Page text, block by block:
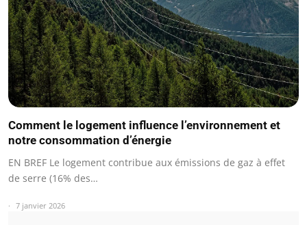
Comment le logement influence l’environnement et
notre consommation d’énergie
EN BREF Le logement contribue aux émissions de gaz à effet
de serre (16% des…
7 janvier 2026